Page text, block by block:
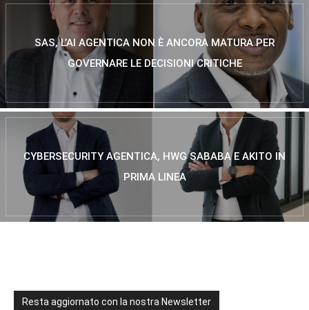
SAS, L’AI AGENTICA NON È ANCORA MATURA PER
GOVERNARE LE DECISIONI CRITICHE
CYBERSECURITY AGENTICA, HWG SABABA E AKITO IN
PRIMA LINEA
Resta aggiornato con la nostra Newsletter